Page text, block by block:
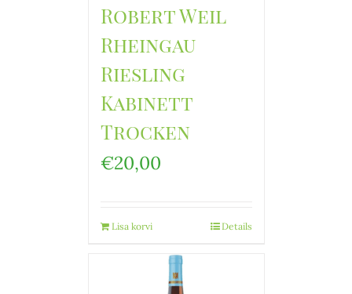
Robert Weil
Rheingau
Riesling
Kabinett
Trocken
€20,00
Lisa korvi Details